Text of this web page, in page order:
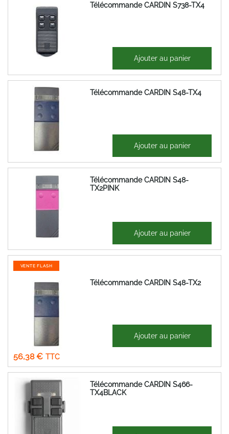
Télécommande CARDIN S738-TX4
51,51 € Ajouter au panier
Télécommande CARDIN S48-TX4
70,24 €
58,53 € Ajouter au panier
Télécommande CARDIN S48-
TX2PINK
71,51 €
Ajouter au panier
VENTE FLASH
Télécommande CARDIN S48-TX2
56,38 €
46,98 €
Ajouter au panier
Télécommande CARDIN S466-
TX4BLACK